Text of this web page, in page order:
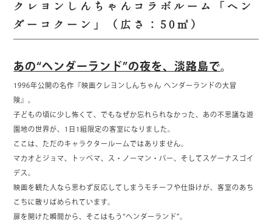
クレヨンしんちゃんコラボルーム「ヘン
ダーコクーン」（広さ：50㎡）
あの“ヘンダーランド”の夜を、淡路島で。
1996年公開の名作『映画クレヨンしんちゃん ヘンダーランドの大冒
険』。
子どもの頃に少し怖くて、でもなぜか忘れられなかった、あの不思議な遊
園地の世界が、1日1組限定の客室になりました。
ここは、ただのキャラクタールームではありません。
マカオとジョマ、トッペマ、ス・ノーマン・パー、そしてスゲーナスゴイ
デス。
映画を観た人なら思わず反応してしまうモチーフや仕掛けが、客室のあち
こちに散りばめられています。
扉を開けた瞬間から、そこはもう“ヘンダーランド”。